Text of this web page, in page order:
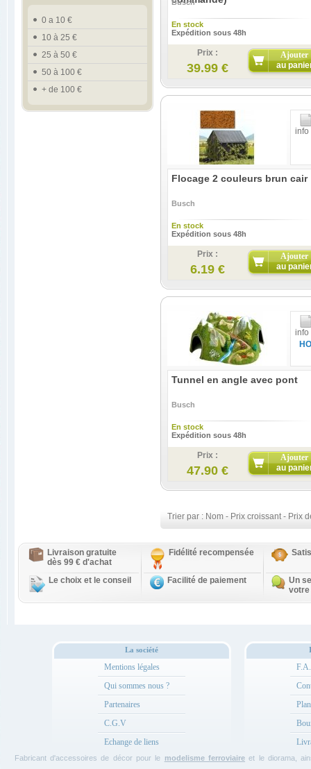
0 a 10 €
10 à 25 €
25 à 50 €
50 à 100 €
+ de 100 €
Busch
En stock
Expédition sous 48h
Prix :
39.99 €
Ajouter
au
info
Flocage 2 couleurs brun cair
Busch
En stock
Expédition sous 48h
Prix :
6.19 €
Ajouter
au
info
HO
Tunnel en angle avec pont
Busch
En stock
Expédition sous 48h
Prix :
47.90 €
Ajouter
au
Trier par : Nom - Prix croissant- Prix
Livraison gratuite
dès 99 € d'achat
Fidélité recompensée
Le choix et le conseil Facilité de paiement
Un
votre
La société
Mentions légales
Qui sommes nous ?
Partenaires
C.G.V
Echange de liens
Fabricant d'accessoires de décor pour le modelisme ferroviaire et le diorama,